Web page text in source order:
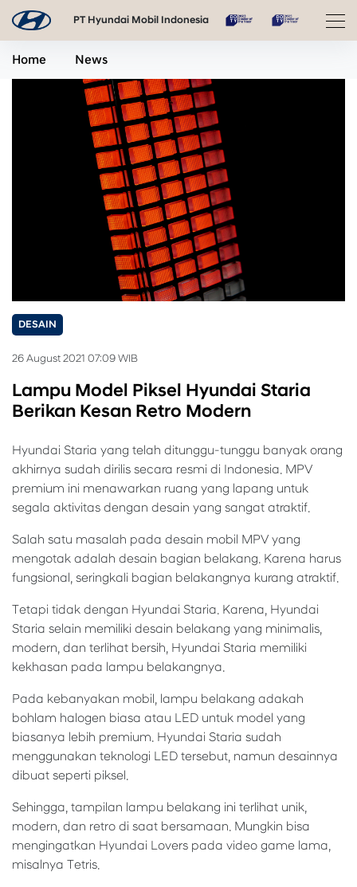
PT Hyundai Mobil Indonesia
Home News
DESAIN
26 August 2021 07:09 WIB
Lampu Model Piksel Hyundai Staria
Berikan Kesan Retro Modern
Hyundai Staria yang telah ditunggu-tunggu banyak orang
akhirnya sudah dirilis secara resmi di Indonesia. MPV
premium ini menawarkan ruang yang lapang untuk
segala aktivitas dengan desain yang sangat atraktif.
Salah satu masalah pada desain mobil MPV yang
mengotak adalah desain bagian belakang. Karena harus
fungsional, seringkali bagian belakangnya kurang atraktif.
Tetapi tidak dengan Hyundai Staria. Karena, Hyundai
Staria selain memiliki desain belakang yang minimalis,
modern, dan terlihat bersih, Hyundai Staria memiliki
kekhasan pada lampu belakangnya.
Pada kebanyakan mobil, lampu belakang adakah
bohlam halogen biasa atau LED untuk model yang
biasanya lebih premium. Hyundai Staria sudah
menggunakan teknologi LED tersebut, namun desainnya
dibuat seperti piksel.
Sehingga, tampilan lampu belakang ini terlihat unik,
modern, dan retro di saat bersamaan. Mungkin bisa
mengingatkan Hyundai Lovers pada video game lama,
misalnya Tetris.